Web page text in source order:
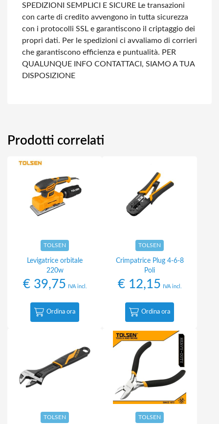
SPEDIZIONI SEMPLICI E SICURE Le transazioni
con carte di credito avvengono in tutta sicurezza
con i protocolli SSL e garantiscono il criptaggio dei
propri dati. Per le spedizioni ci avvaliamo di corrieri
che garantiscono efficienza e puntualità. PER
QUALUNQUE INFO CONTATTACI, SIAMO A TUA
DISPOSIZIONE
Prodotti correlati
TOLSEN
Levigatrice orbitale
220w
€39,75 IVA incl.
Ordina ora
TOLSEN
Crimpatrice Plug 4-6-8
Poli
€12,15 IVA incl.
Ordina ora
TOLSEN TOLSEN